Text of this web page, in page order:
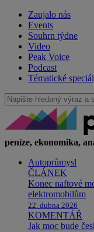
Zaujalo nás
Events
Souhrn týdne
Video
Peak Voice
Podcast
Tématické
peníze, ekonomika,
Autoprůmysl
ČLÁNEK
Konec naftové
elektromobilům
22. dubna 2026
KOMENTÁŘ
Jak moc bude